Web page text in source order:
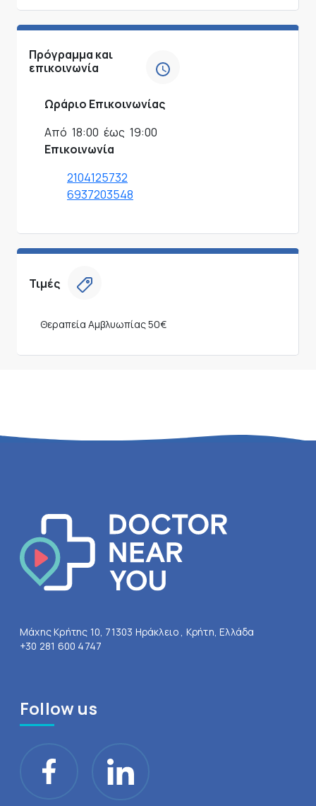
Πρόγραμμα και
επικοινωνία
Ωράριο Επικοινωνίας
Από 18:00 έως 19:00
Επικοινωνία
2104125732
6937203548
Τιμές
Θεραπεία Αμβλυωπίας50€
Μάχης Κρήτης 10, 71303 Ηράκλειο , Κρήτη, Ελλάδα
+30 281 600 4747
Follow us